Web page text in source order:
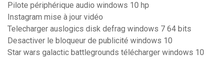
Pilote périphérique audio windows 10 hp
Instagram mise à jour vidéo
Telecharger auslogics disk defrag windows 7 64 bits
Desactiver le bloqueur de publicité windows 10
Star wars galactic battlegrounds télécharger windows 10